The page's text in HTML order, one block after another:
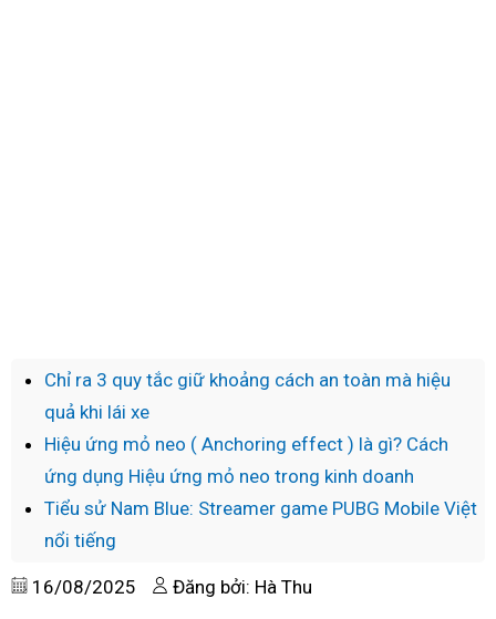
Chỉ ra 3 quy tắc giữ khoảng cách an toàn mà hiệu
quả khi lái xe
Hiệu ứng mỏ neo ( Anchoring effect ) là gì? Cách
ứng dụng Hiệu ứng mỏ neo trong kinh doanh
Tiểu sử Nam Blue: Streamer game PUBG Mobile Việt
nổi tiếng
16/08/2025 Đăng bởi: Hà Thu